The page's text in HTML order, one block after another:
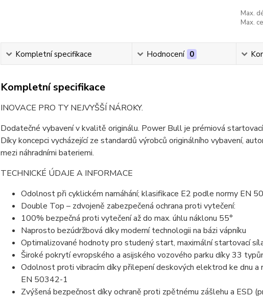
Max.
Max.
Kompletní specifikace Hodnocení 0
Kompletní specifikace
INOVACE PRO TY NEJVYŠŠÍ NÁROKY.
Dodatečné vybavení v kvalitě originálu. Power Bull je prémiová
Díky koncepci vycházející ze standardů výrobců originálního vybavení,
mezi náhradními bateriemi.
TECHNICKÉ ÚDAJE A INFORMACE
Odolnost při cyklickém namáhání; klasifikace E2 podle normy EN
Double Top – zdvojeně zabezpečená ochrana proti vytečení:
100% bezpečná proti vytečení až do max. úhlu náklonu 55°
Naprosto bezúdržbová díky moderní technologii na bázi vápníku
Optimalizované hodnoty pro studený start, maximální startovací
Široké pokrytí evropského a asijského vozového parku díky 33
Odolnost proti vibracím díky přilepení deskových elektrod ke dnu
EN 50342-1
Zvýšená bezpečnost díky ochraně proti zpětnému zášlehu a ESD